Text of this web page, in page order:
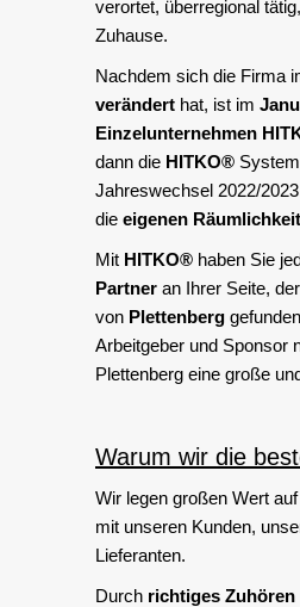
verortet, überregional
Zuhause.
Nachdem sich die Firma
verändert hat, ist im
Einzelunternehmen
dann die HITKO®
Jahreswechsel 2022/
die eigenen
Mit HITKO® haben Sie
Partner an Ihrer Seite,
von Plettenberg
Arbeitgeber und Sponsor
Plettenberg eine große
Warum wir die
Wir legen großen Wert
mit unseren Kunden,
Lieferanten.
Durch richtiges Zuhören